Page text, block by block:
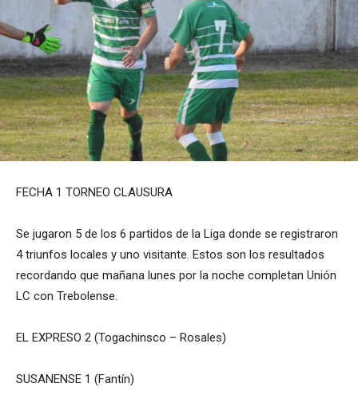
FECHA 1 TORNEO CLAUSURA
Se jugaron 5 de los 6 partidos de la Liga donde se registraron
4 triunfos locales y uno visitante. Estos son los resultados
recordando que mañana lunes por la noche completan Unión
LC con Trebolense.
EL EXPRESO 2 (Togachinsco – Rosales)
SUSANENSE 1 (Fantín)